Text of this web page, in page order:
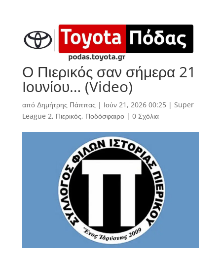
Ο Πιερικός σαν σήμερα 21
Ιουνίου… (Video)
από Δημήτρης Πάππας | Ιούν 21, 2026 00:25| Super
League 2, Πιερικός, Ποδόσφαιρο| 0 Σχόλια